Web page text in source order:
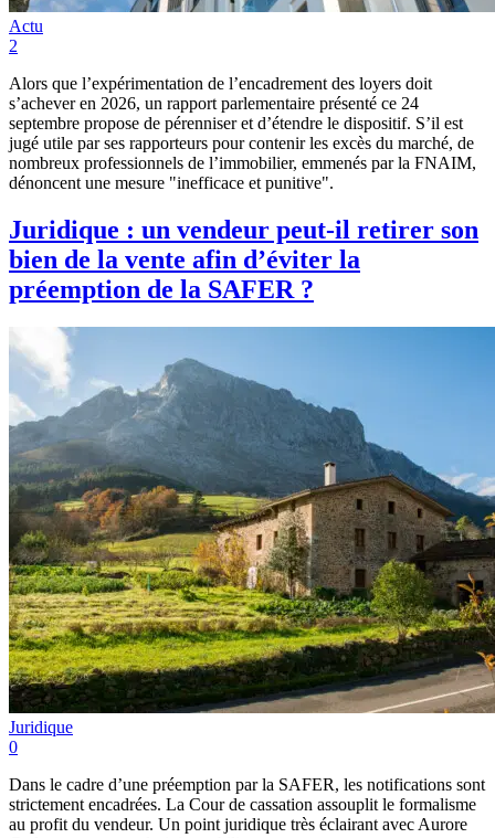
Actu
2
Alors que l’expérimentation de l’encadrement des loyers doit
s’achever en 2026, un rapport parlementaire présenté ce 24
septembre propose de pérenniser et d’étendre le dispositif. S’il est
jugé utile par ses rapporteurs pour contenir les excès du marché, de
nombreux professionnels de l’immobilier, emmenés par la FNAIM,
dénoncent une mesure "inefficace et punitive".
Juridique : un vendeur peut-il retirer son
bien de la vente afin d’éviter la
préemption de la SAFER ?
Juridique
0
Dans le cadre d’une préemption par la SAFER, les notifications sont
strictement encadrées. La Cour de cassation assouplit le formalisme
au profit du vendeur. Un point juridique très éclairant avec Aurore